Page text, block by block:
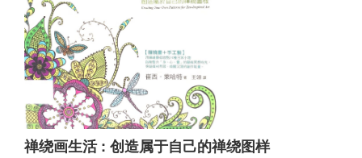
禅绕画生活 : 创造属于自己的禅绕图样